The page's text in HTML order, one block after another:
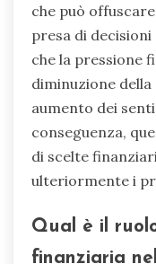
che può
presa di
che la pressione
diminuzione della
aumento dei
conseguenza,
di scelte
ulteriormente i
Qual è il
finanziaria